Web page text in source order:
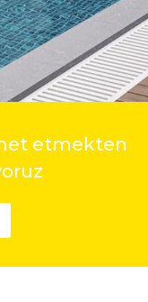
etmekten